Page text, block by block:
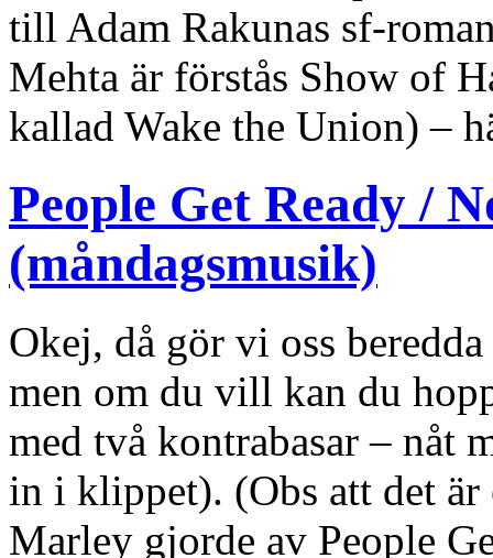
till Adam Rakunas sf-
Mehta är förstås Show of
kallad Wake the Union) –
People Get Ready /
(måndagsmusik)
Okej, då gör vi oss
men om du vill kan du
med två kontrabasar – nåt
in i klippet). (Obs att det är
Marley gjorde av People